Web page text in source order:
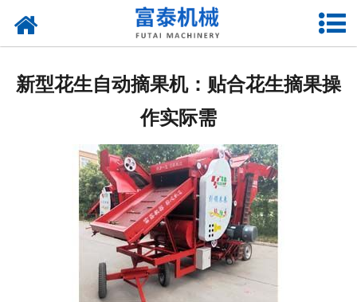
资质荣誉
新闻中心
厂房设备
联系我们
新型花生自动摘果机：贴合花生摘果操
作实际需